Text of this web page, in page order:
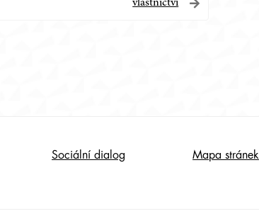
vlastnictví
Sociální dialog Mapa stránek